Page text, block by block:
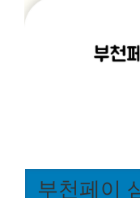
부천페이